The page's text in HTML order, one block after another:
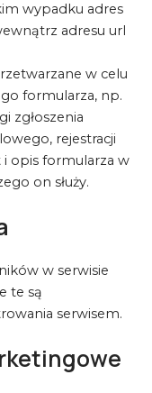
wypadku adres
adresu url
w celu
formularza, np.
zgłoszenia
rejestracji
i opis formularza w
on służy.
w serwisie
te są
serwisem.